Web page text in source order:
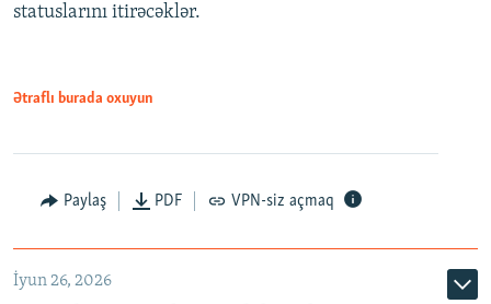
Auto 240p 360p 480p
720p 1080p
statuslarını itirəcəklər.
Ətraflı burada oxuyun
Paylaş PDF VPN-siz açmaq
İyun 26, 2026